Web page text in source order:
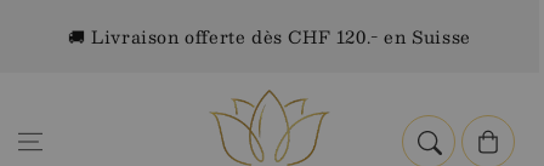
contenu🚚 Livraison offerte dès CHF 120.- en Suisse
Panier